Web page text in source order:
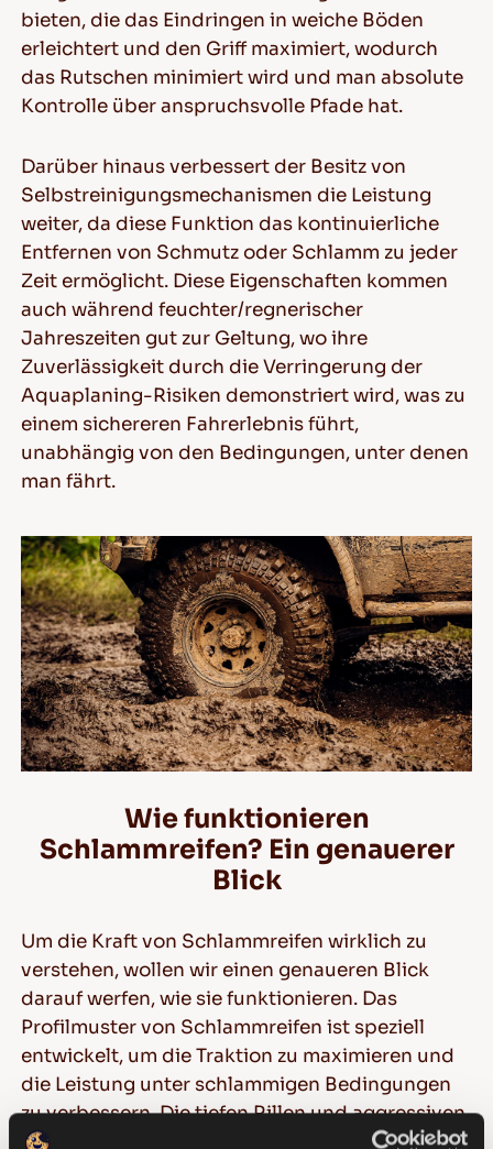
bieten, die das Eindringen in weiche Böden
erleichtert und den Griff maximiert, wodurch
das Rutschen minimiert wird und man absolute
Kontrolle über anspruchsvolle Pfade hat.
Darüber hinaus verbessert der Besitz von
Selbstreinigungsmechanismen die Leistung
weiter, da diese Funktion das kontinuierliche
Entfernen von Schmutz oder Schlamm zu jeder
Zeit ermöglicht. Diese Eigenschaften kommen
auch während feuchter/regnerischer
Jahreszeiten gut zur Geltung, wo ihre
Zuverlässigkeit durch die Verringerung der
Aquaplaning-Risiken demonstriert wird, was zu
einem sichereren Fahrerlebnis führt,
unabhängig von den Bedingungen, unter denen
man fährt.
Wie funktionieren
Schlammreifen? Ein genauerer
Blick
Um die Kraft von Schlammreifen wirklich zu
verstehen, wollen wir einen genaueren Blick
darauf werfen, wie sie funktionieren. Das
Profilmuster von Schlammreifen ist speziell
entwickelt, um die Traktion zu maximieren und
die Leistung unter schlammigen Bedingungen
zu verbessern. Die tiefen Rillen und aggressiven
Stollen dienen als Greifkanten, die sich in den